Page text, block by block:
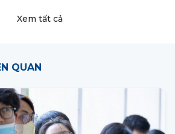
Xem tất cả
QUAN